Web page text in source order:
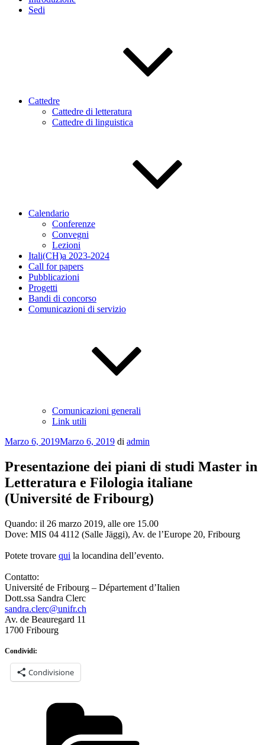
Sedi
Cattedre
Cattedre di letteratura
Cattedre di linguistica
Calendario
Conferenze
Convegni
Lezioni
Itali(CH)a 2023-2024
Call for papers
Pubblicazioni
Progetti
Bandi di concorso
Comunicazioni di servizio
Comunicazioni generali
Link utili
Pubblicato
Marzo 6, 2019Marzo 6, 2019 di admin
Presentazione dei piani di studi Master in
Letteratura e Filologia italiane
(Université de Fribourg)
Quando: il 26 marzo 2019, alle ore 15.00
Dove: MIS 04 4112 (Salle Jäggi), Av. de l’Europe 20, Fribourg
Potete trovare qui la locandina dell’evento.
Contatto:
Université de Fribourg – Département d’Italien
Dott.ssa Sandra Clerc
sandra.clerc@unifr.ch
Av. de Beauregard 11
1700 Fribourg
Condividi:
Condivisione